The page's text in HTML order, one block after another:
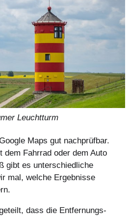
Leuchtturm
Maps gut nachprüfbar.
dem Fahrrad oder dem Auto
gibt es unterschiedliche
mal, welche Ergebnisse
dass die Entfernungs-